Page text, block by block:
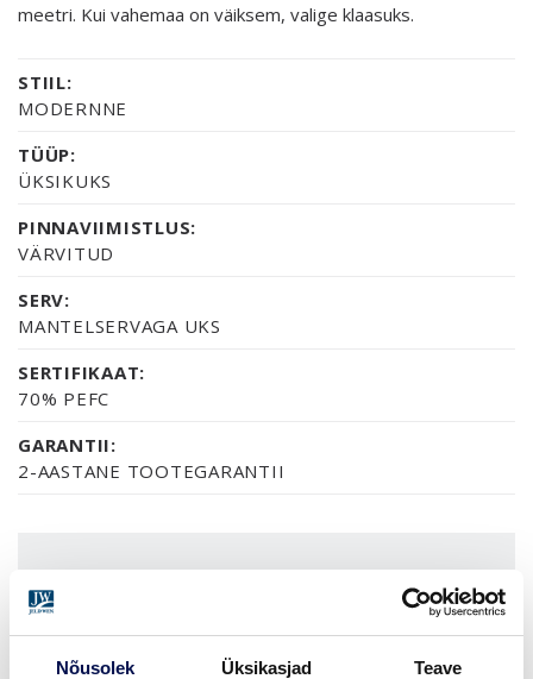
Nõusolek Üksikasjad Teave
meetri. Kui vahemaa on väiksem, valige klaasuks.
STIIL:
MODERNNE
TÜÜP:
ÜKSIKUKS
PINNAVIIMISTLUS:
VÄRVITUD
SERV:
MANTELSERVAGA UKS
SERTIFIKAAT:
70% PEFC
GARANTII:
2-AASTANE TOOTEGARANTII
VIIMISTLUS (1)
NCS S0502-Y